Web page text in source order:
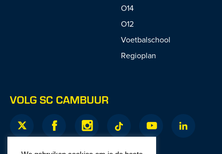
O14
O12
Voetbalschool
Regioplan
VOLG SC CAMBUUR